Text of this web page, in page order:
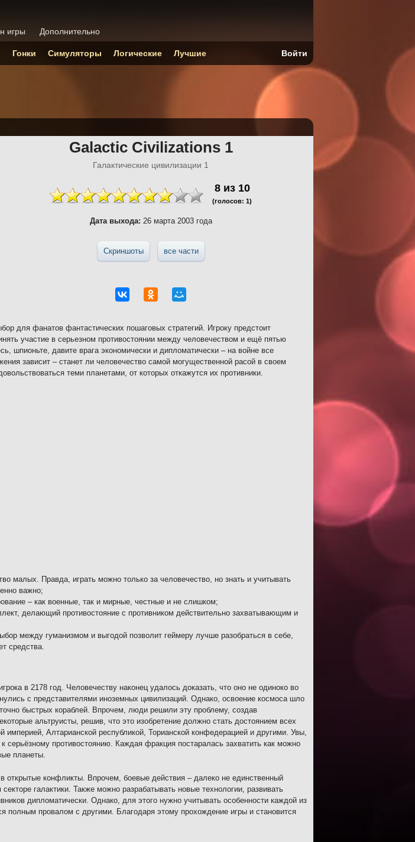
Galactic Civilizations 1
Галактические цивилизации 1
8из 10
(голосов: 1)
Дата выхода: 26 марта 2003 года
Скриншоты все части
для фанатов фантастических пошаговых стратегий. Игроку предстоит
участие в серьезном противостоянии между человечеством и ещё пятью
шпионьте, давите врага экономически и дипломатически – на войне все
зависит – станет ли человечество самой могущественной расой в своем
теми планетами, от которых откажутся их противники.
малых. Правда, играть можно только за человечество, но знать и учитывать
важно;
– как военные, так и мирные, честные и не слишком;
делающий противостояние с противником действительно захватывающим и
между гуманизмом и выгодой позволит геймеру лучше разобраться в себе,
средства.
в 2178 год. Человечеству наконец удалось доказать, что оно не одиноко во
с представителями иноземных цивилизаций. Однако, освоение космоса шло
быстрых кораблей. Впрочем, люди решили эту проблему, создав
альтруисты, решив, что это изобретение должно стать достоянием всех
империей, Алтарианской республикой, Торианской конфедерацией и другими. Увы,
серьёзному противостоянию. Каждая фракция постаралась захватить как можно
планеты.
открытые конфликты. Впрочем, боевые действия – далеко не единственный
галактики. Также можно разрабатывать новые технологии, развивать
дипломатически. Однако, для этого нужно учитывать особенности каждой из
полным провалом с другими. Благодаря этому прохождение игры и становится
игры Дополнительно
Гонки Симуляторы Логические Лучшие Войти